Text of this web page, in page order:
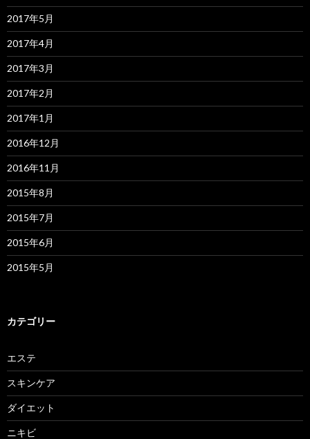
2017年5月
2017年4月
2017年3月
2017年2月
2017年1月
2016年12月
2016年11月
2015年8月
2015年7月
2015年6月
2015年5月
カテゴリー
エステ
スキンケア
ダイエット
ニキビ